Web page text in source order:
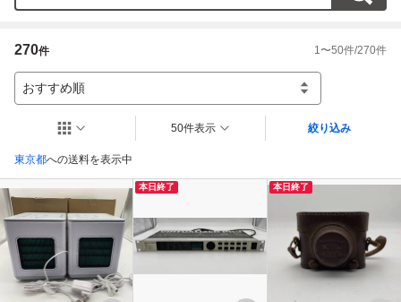
270件 1 〜50件/270件
おすすめ順
東京都への送料を表示中
50件表示 絞り込み
本日終了 本日終了